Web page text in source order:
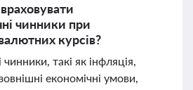
чинники при
курсів?
такі як інфляція,
економічні умови,